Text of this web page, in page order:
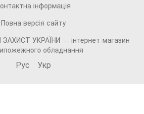
інформація
Повна версія сайту
УКРАЇНИ — інтернет-магазин
обладнання
Рус Укр